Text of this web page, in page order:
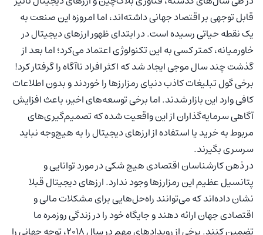
قابل توجهی بر اقتصاد جهانی داشته‌اند، اما امروزه این صنعت به
یک نقطه حیاتی رسیده است. در ابتدای ظهور ارزهای دیجیتال در
خاورمیانه، کمتر کسی به این تکنولوژی اعتماد می‌کرد؛ اما بعد از
گذشت چند سال موجی ایجاد شد که اکثر افراد ناآگاه را گرفتار کرد!
برخی گول تبلیغات کاذب دنیای رمزارزها را خوردند و بدون اطلاعات
کافی وارد این بازار شدند. اما برخی توسعه‌های اخیر، باعث افزایش
آگاهی سرمایه‌گذاران از این واقعیت شده که تصمیم‌گیری‌های
مربوط به خرید یا استفاده از ارزهای دیجیتال را به هیچ‌وجه نباید
سرسری بگیرند.
در ذهن کارشناسان اقتصادی هیچ شکی در مورد توانایی و
پتانسیل عظیم این رمزارزها وجود ندارد. ارزهای دیجیتال قبلا
نشان داده‌اند که می‌توانند راه‌حل‌هایی برای مشکلات مالی و
اقتصادی جهان ارائه دهند و جایگاه خود را در زندگی روزمره ما
تضمین کنند. برخی از رویدادهای مهم در سال ۲۰۱۸، توجه جهانی را